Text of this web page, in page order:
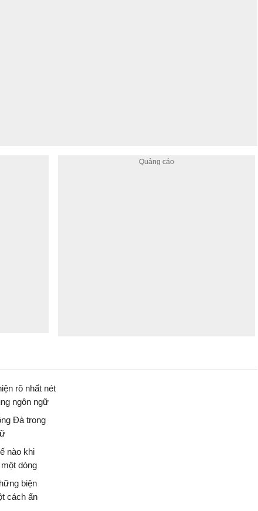
rõ nhất nét
ngôn ngữ
Đà trong
nào khi
dòng
biện
cách ấn